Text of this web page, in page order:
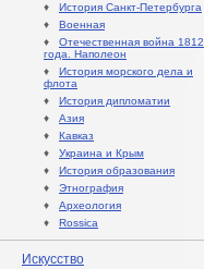
♦ История Санкт-Петербурга
♦ Военная
♦ Отечественная война 1812
года. Наполеон
♦ История морского дела и
флота
♦ История дипломатии
♦ Азия
♦ Кавказ
♦ Украина и Крым
♦ История образования
♦ Этнография
♦ Археология
♦ Rossica
Искусство